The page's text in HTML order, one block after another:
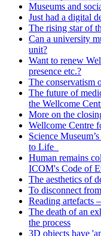
Museums and
Just had a digital
The rising star of
Can a university
unit?
Want to renew
presence etc.?
The conservatism
The future of
the Wellcome
More on the
Wellcome Centre
Science
to Life_
Human remains
ICOM's Code of
The aesthetics of
To disconnect
Reading artefacts
The death of an
the process
3D objects have